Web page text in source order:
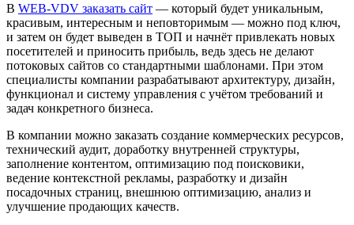
В WEB-VDV заказать сайт — который будет уникальным,
красивым, интересным и неповторимым — можно под ключ,
и затем он будет выведен в ТОП и начнёт привлекать новых
посетителей и приносить прибыль, ведь здесь не делают
потоковых сайтов со стандартными шаблонами. При этом
специалисты компании разрабатывают архитектуру, дизайн,
функционал и систему управления с учётом требований и
задач конкретного бизнеса.
В компании можно заказать создание коммерческих ресурсов,
технический аудит, доработку внутренней структуры,
заполнение контентом, оптимизацию под поисковики,
ведение контекстной рекламы, разработку и дизайн
посадочных страниц, внешнюю оптимизацию, анализ и
улучшение продающих качеств.